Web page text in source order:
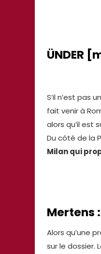
ÜNDER
S’il n’est pas
fait venir à
alors qu’il est
Du côté de la
Milan qui
Mertens
Alors qu’une
sur le dossier.